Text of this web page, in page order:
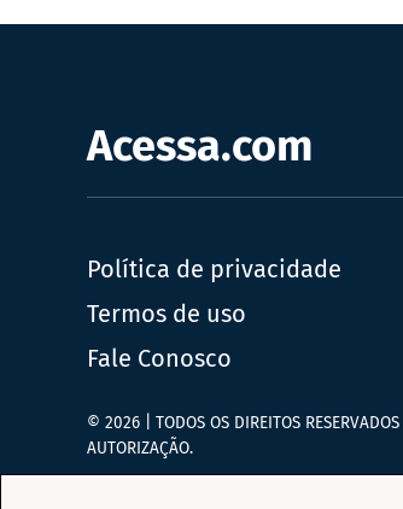
Acessa.com
Política de privacidade
Termos de uso
Fale Conosco
© 2026 | TODOS OS DIREITOS
AUTORIZAÇÃO.